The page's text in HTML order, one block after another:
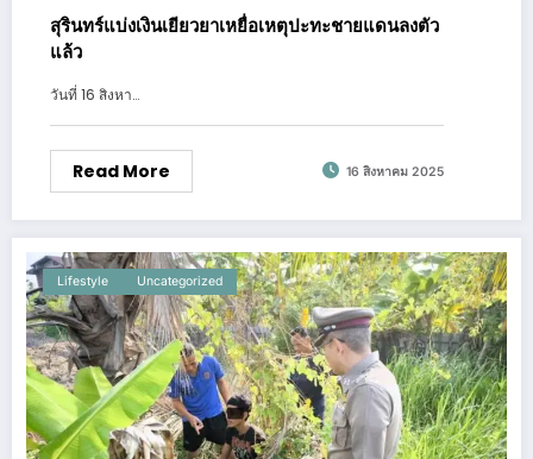
สุรินทร์แบ่งเงินเยียวยาเหยื่อเหตุปะทะชายแดนลงตัว
แล้ว
วันที่ 16 สิงหา…
Read More 16 สิงหาคม 2025
Lifestyle Uncategorized